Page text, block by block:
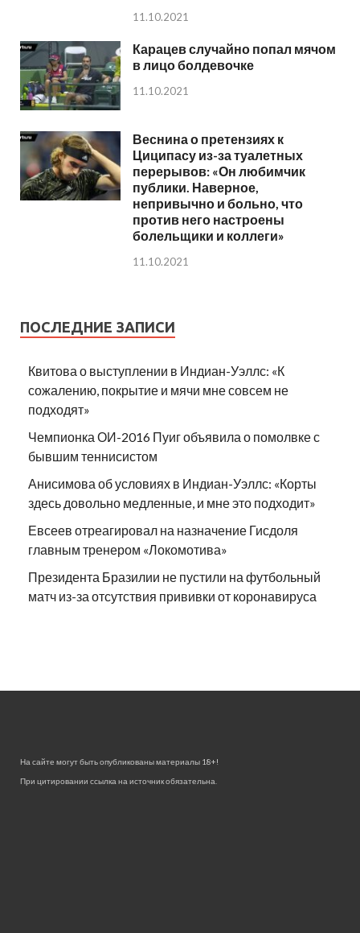
11.10.2021
Карацев случайно попал мячом
в лицо болдевочке
11.10.2021
Веснина о претензиях к
Циципасу из-за туалетных
перерывов: «Он любимчик
публики. Наверное,
непривычно и больно, что
против него настроены
болельщики и коллеги»
11.10.2021
ПОСЛЕДНИЕ ЗАПИСИ
Квитова о выступлении в Индиан-Уэллс: «К
сожалению, покрытие и мячи мне совсем не
подходят»
Чемпионка ОИ-2016 Пуиг объявила о помолвке с
бывшим теннисистом
Анисимова об условиях в Индиан-Уэллс: «Корты
здесь довольно медленные, и мне это подходит»
Евсеев отреагировал на назначение Гисдоля
главным тренером «Локомотива»
Президента Бразилии не пустили на футбольный
матч из-за отсутствия прививки от коронавируса
На сайте могут быть опубликованы материалы 18+!
При цитировании ссылка на источник обязательна.